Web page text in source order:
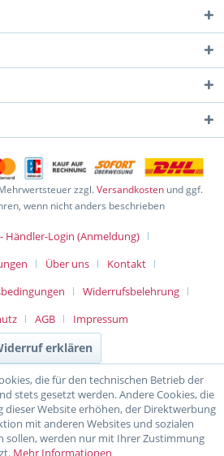
zzgl.Versandkosten und ggf.
wenn nicht anders beschrieben
Händler-Login (Anmeldung)
Über uns
Kontakt
Widerrufsbelehrung
AGB Impressum
erklären
die für den technischen Betrieb der
stets gesetzt werden. Andere Cookies, die
Website erhöhen, der Direktwerbung
mit anderen Websites und sozialen
sollen, werden nur mit Ihrer Zustimmung
Mehr Informationen